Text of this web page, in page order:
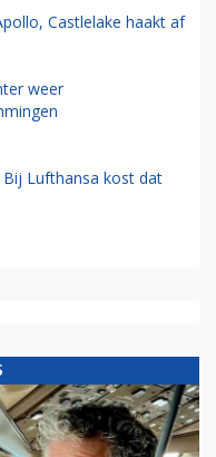
Castlelake haakt af
weer
Bij Lufthansa kost dat